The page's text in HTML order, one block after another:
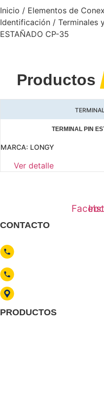
Inicio / Elementos de
Identificación / Terminales
ESTAÑADO CP-35
Productos
TERMINAL PIN
MARCA: LONGY
Ver detalle
CONTACTO
PRODUCTOS